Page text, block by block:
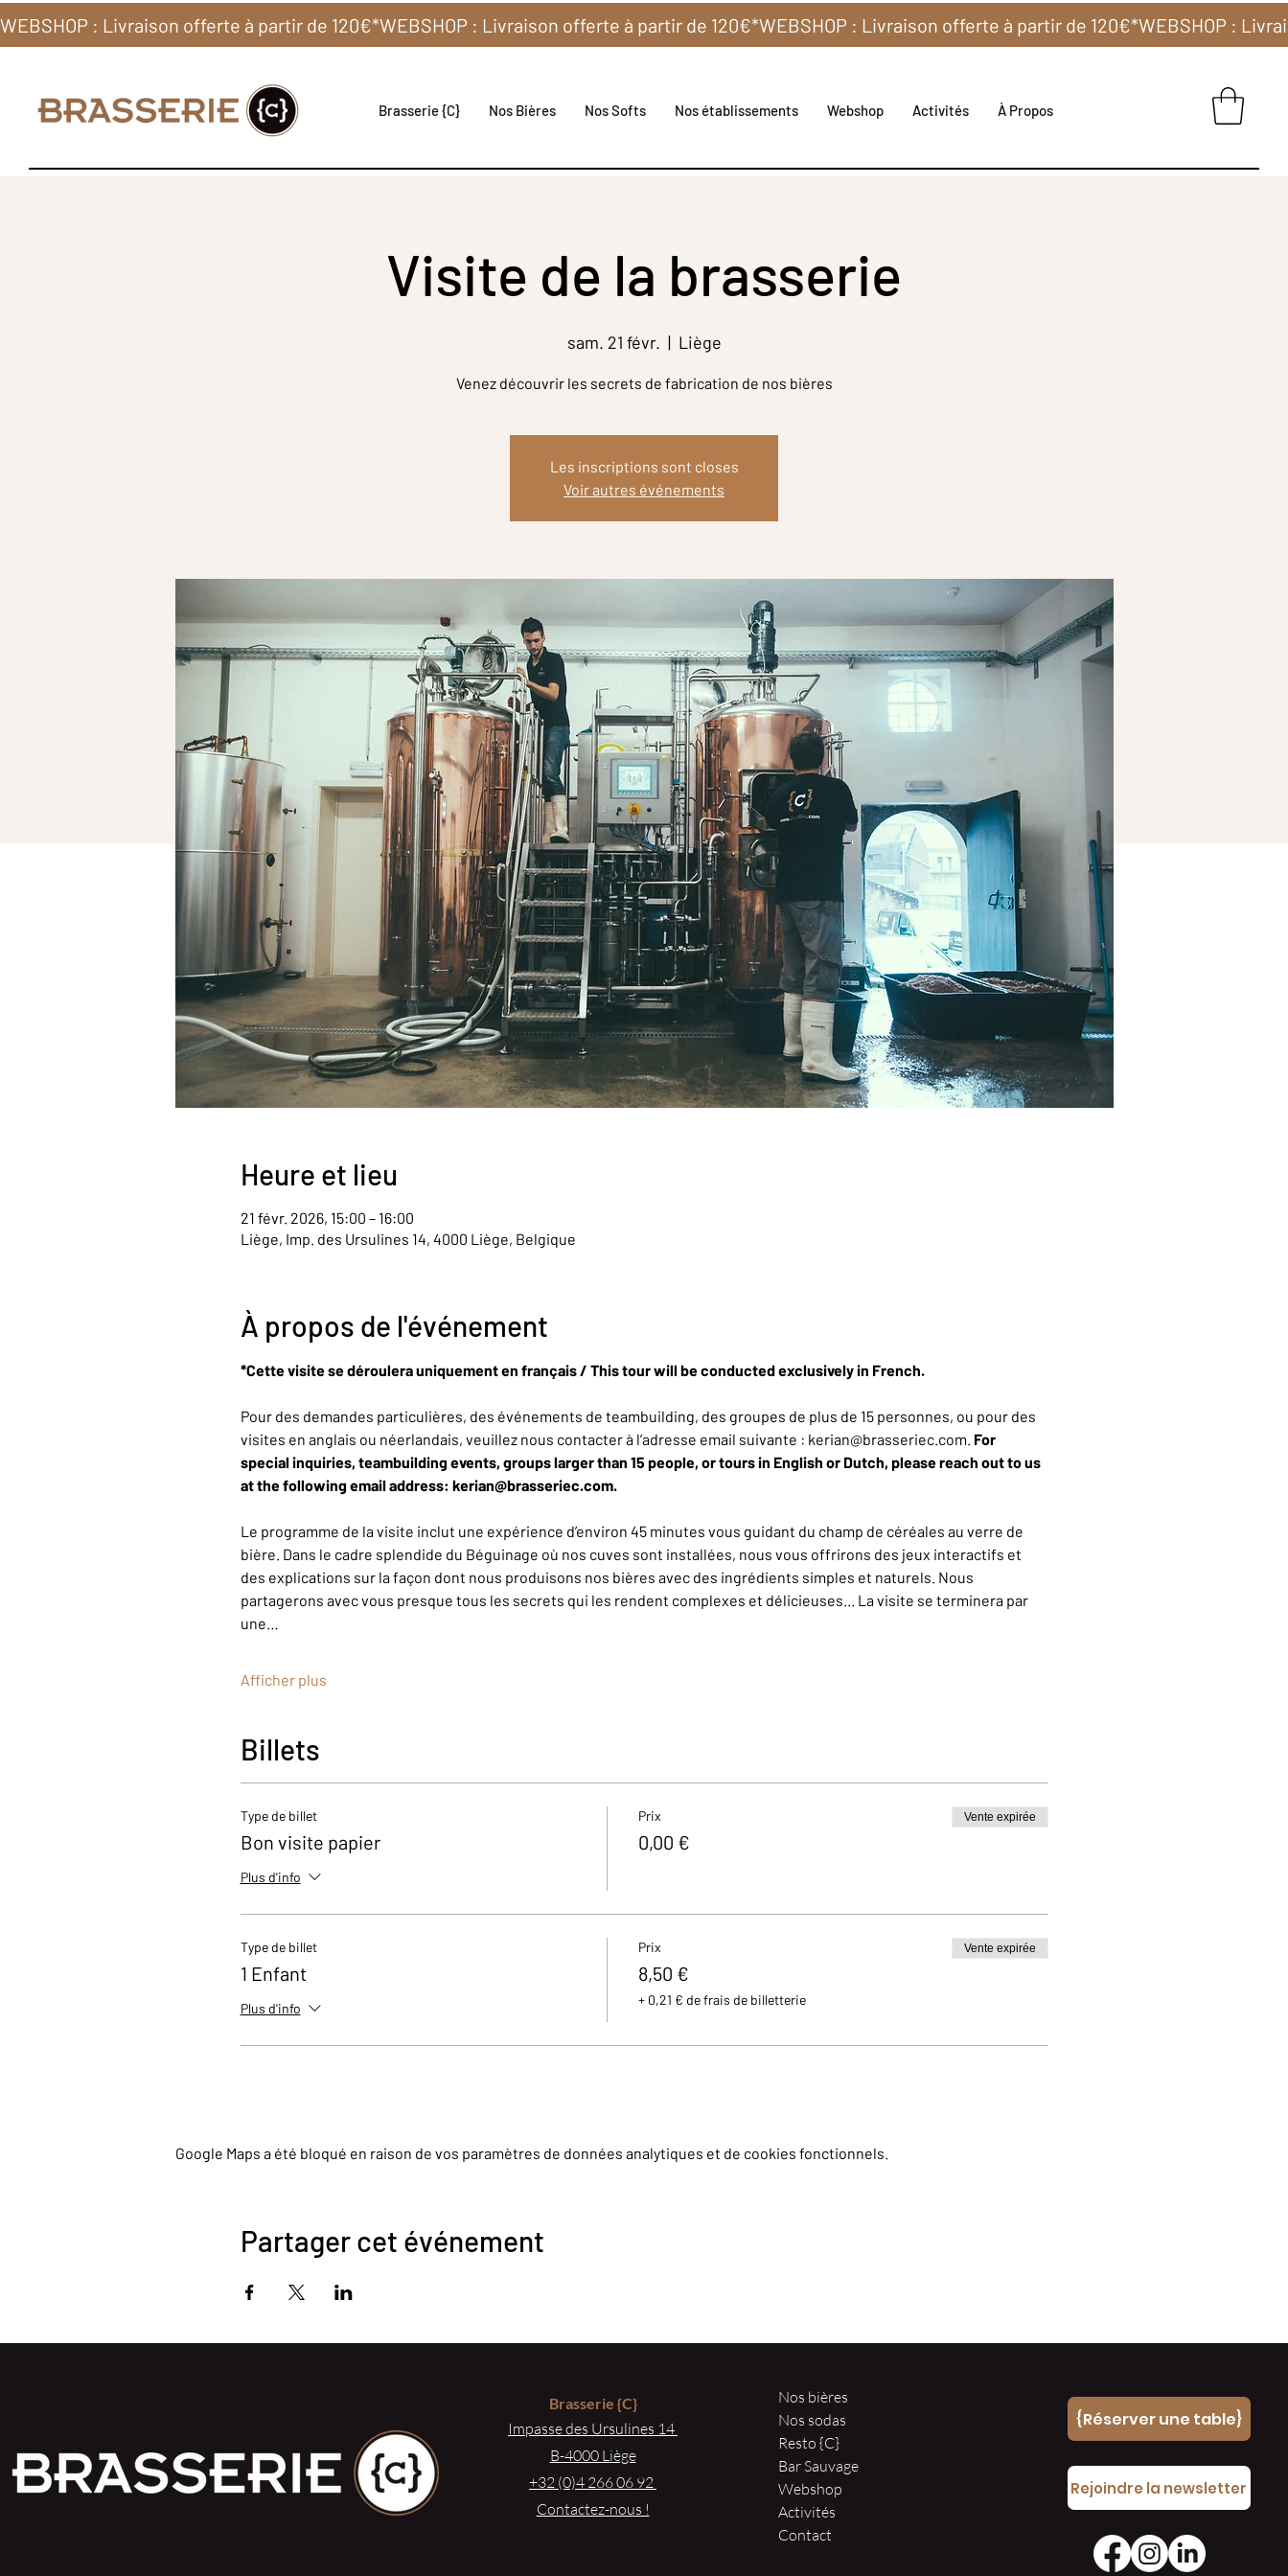
WEBSHOP : Livraison offerte à partir de 120€*
Brasserie {C} Nos Bières Nos Softs Nos établissements Webshop Activités À Propos
Visite de la brasserie
sam. 21 févr.
  |
Liège
Venez découvrir les secrets de fabrication de nos bières
Les inscriptions sont closes
Voir autres événements
Heure et lieu
21 févr. 2026, 15:00 – 16:00
Liège, Imp. des Ursulines 14, 4000 Liège, Belgique
À propos de l'événement
*Cette visite se déroulera uniquement en français / This tour will be conducted exclusively in French.
Pour des demandes particulières, des événements de teambuilding, des groupes de plus de 15 personnes, ou pour des
visites en anglais ou néerlandais, veuillez nous contacter à l’adresse email suivante : kerian@brasseriec.com. For
special inquiries, teambuilding events, groups larger than 15 people, or tours in English or Dutch, please reach out to us
at the following email address: kerian@brasseriec.com.
Le programme de la visite inclut une expérience d’environ 45 minutes vous guidant du champ de céréales au verre de
bière. Dans le cadre splendide du Béguinage où nos cuves sont installées, nous vous offrirons des jeux interactifs et
des explications sur la façon dont nous produisons nos bières avec des ingrédients simples et naturels. Nous
partagerons avec vous presque tous les secrets qui les rendent complexes et délicieuses... La visite se terminera par
une…
Afficher plus
Billets
Type de billet
Bon visite papier
Plus d'info
Prix
0,00 €
Vente expirée
Type de billet
1 Enfant
Plus d'info
Prix
8,50 €
+ 0,21 € de frais de billetterie
Vente expirée
Google Maps a été bloqué en raison de vos paramètres de données analytiques et de cookies fonctionnels.
Partager cet événement
Brasserie{C}
Impasse des Ursulines 14
B-4000 Liège
+32 (0)4 266 06 92
Contactez-nous !
Nos bières
Nos sodas
Resto {C}
Bar Sauvage
Webshop
Activités
Contact
{Réserver une table}
Rejoindre la newsletter